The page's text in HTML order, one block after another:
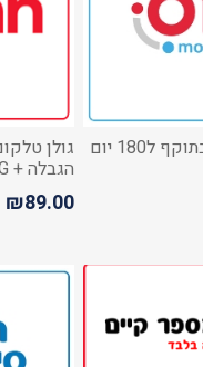
גולן
הגבלה + 200G גלישה+חו"ל
₪89.00